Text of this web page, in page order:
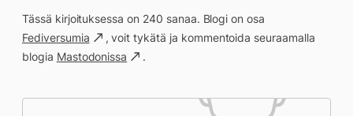
Tässä kirjoituksessa on 240 sanaa. Blogi on osa
Fediversumia
, voit tykätä ja kommentoida seuraamalla
blogia Mastodonissa .